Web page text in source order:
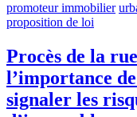
promoteur immobilier
proposition de loi
Procès de la
l’importance
signaler les